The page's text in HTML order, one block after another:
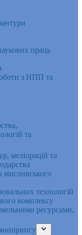
праць
з НПП та
та
меліорацій та
мисливського
технологій
комплексу
ресурсами,